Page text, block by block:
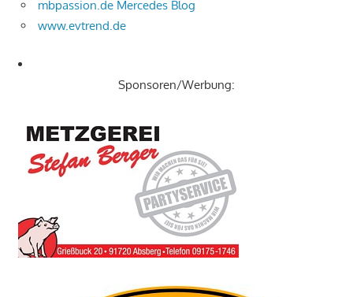
mbpassion.de Mercedes Blog
www.evtrend.de
Sponsoren/Werbung: